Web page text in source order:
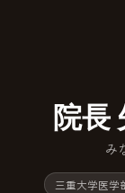
院長
み
三重大学医学